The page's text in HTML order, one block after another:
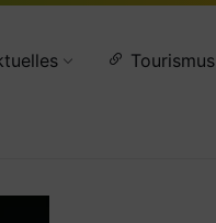
Tourismus